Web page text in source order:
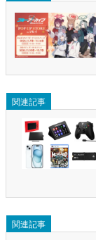
関連記事
関連記事